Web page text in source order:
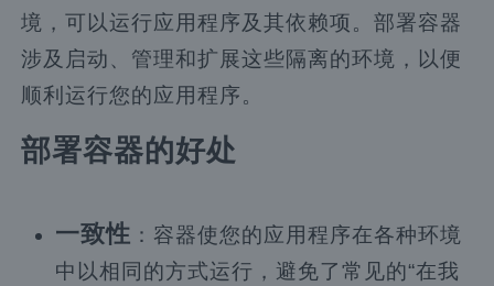
境，可以运行应用程序及其依赖项。部署容器
涉及启动、管理和扩展这些隔离的环境，以便
顺利运行您的应用程序。
部署容器的好处
一致性 ：容器使您的应用程序在各种环境
中以相同的方式运行，避免了常见的“在我